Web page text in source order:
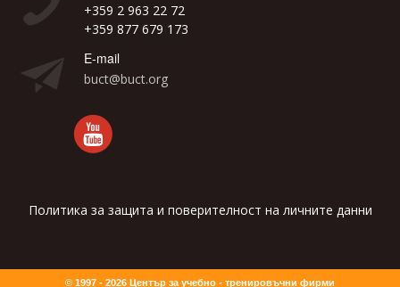
+359 2 963 22 72
+359 877 679 173
E-mail
buct@buct.org
Политика за защита и поверителност на личните данни
© 1997 - 2026 Център за учебно - тренировъчни фирми